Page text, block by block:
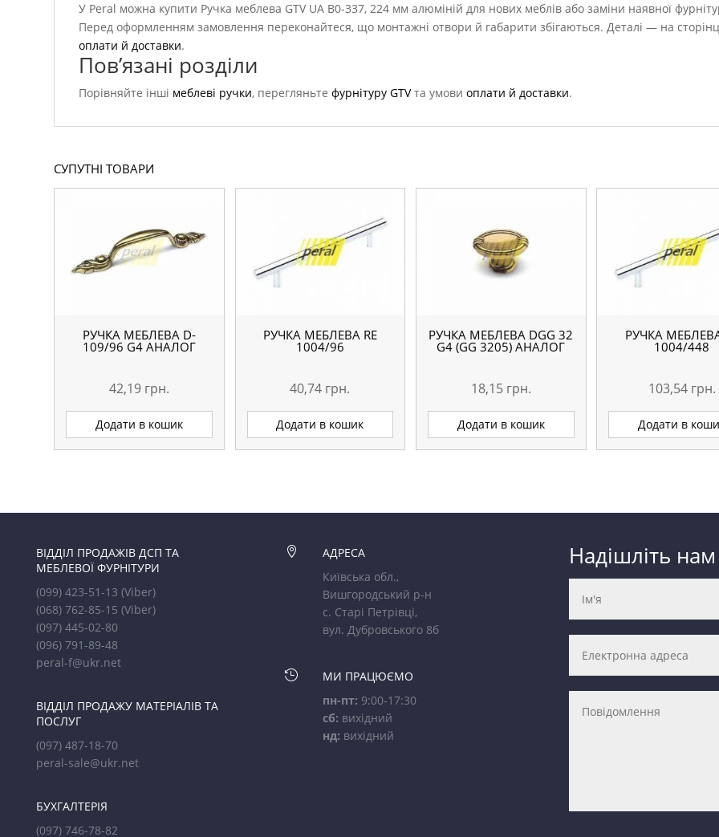
У Peral можна купити Ручка меблева GTV UA B0-337, 224 мм алюміній для нових меблів або заміни наявної
Перед оформленням замовлення переконайтеся, що монтажні отвори й габарити збігаються. Деталі — на
оплати й доставки.
Пов’язані розділи
Порівняйте інші меблеві ручки, перегляньтефурнітуру GTVта умовиоплати й доставки.
СУПУТНІ ТОВАРИ
РУЧКА МЕБЛЕВА D-
109/96 G4 АНАЛОГ
42,19 грн.
Додати в кошик
РУЧКА МЕБЛЕВА RE
1004/96
40,74 грн.
Додати в кошик
РУЧКА МЕБЛЕВА DGG 32
G4 (GG 3205) АНАЛОГ
18,15 грн.
Додати в кошик
РУЧКА
1004/448
103,54 грн.
Додати в
ВІДДІЛ ПРОДАЖІВ ДСП ТА
МЕБЛЕВОЇ ФУРНІТУРИ
(099) 423-51-13(Viber)
(068) 762-85-15(Viber)
(097) 445-02-80
(096) 791-89-48
peral-f@ukr.net
ВІДДІЛ ПРОДАЖУ МАТЕРІАЛІВ ТА
ПОСЛУГ
(097) 487-18-70
peral-sale@ukr.net
БУХГАЛТЕРІЯ
(097) 746-78-82

АДРЕСА
Київська обл.,
Вишгородський р-н
с. Старі Петрівці,
вул. Дубровського 8б

МИ ПРАЦЮЄМО
пн-пт: 9:00-17:30
сб: вихідний
нд: вихідний
Надішліть